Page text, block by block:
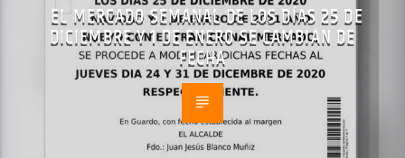
EL MERCADO SEMANAL DE LOS DÍAS 25 DE
DICIEMBRE Y 1 DE ENERO SE CAMBIAN DE
FECHA